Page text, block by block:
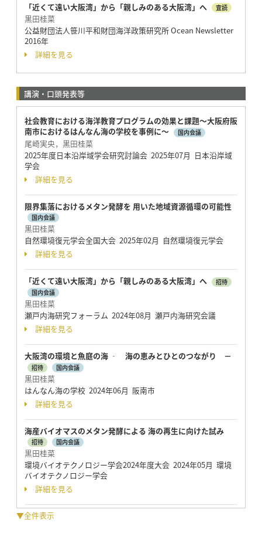
「近くて遠い大阪湾」から「親しみのある大阪湾」へ 査読
黒田桂菜
公益財団法人笹川平和財団海洋政策研究所 Ocean Newsletter
2016年
詳細を見る
講演・口頭発表等
社会教育における海洋教育プログラムの効果と課題～大阪府阪
南市におけるはんなん海の学校を事例に～
国内会議
尾崎実央，黒田桂菜
2025年度日本沿岸域学会研究討論会 2025年07月 日本沿岸域
学会
詳細を見る
限界集落におけるメタン発酵を 用いた地域資源循環の可能性
国内会議
黒田桂菜
自然環境復元学会全国大会 2025年02月 自然環境復元学会
詳細を見る
「近くて遠い大阪湾」から「親しみのある大阪湾」へ
招待
国内会議
黒田桂菜
瀬戸内海研究フォーラム 2024年08月 瀬戸内海研究会議
詳細を見る
大阪湾の環境と魚庭の海 ‐ 海の恵みとひとのつながり －
招待 国内会議
黒田桂菜
はんなん海の学校 2024年06月 阪南市
詳細を見る
海産バイオマスのメタン発酵による 海の再生に向けた試み
招待 国内会議
黒田桂菜
環境バイオテクノロジー学会2024年度大会 2024年05月 環境
バイオテクノロジー学会
詳細を見る
▼全件表示